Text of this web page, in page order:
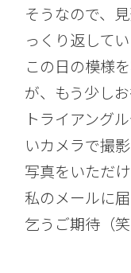
そうなので、
っくり返して
この日の模様
が、もう少しお
トライアング
いカメラで撮
写真をいただ
私のメールに
乞うご期待（笑